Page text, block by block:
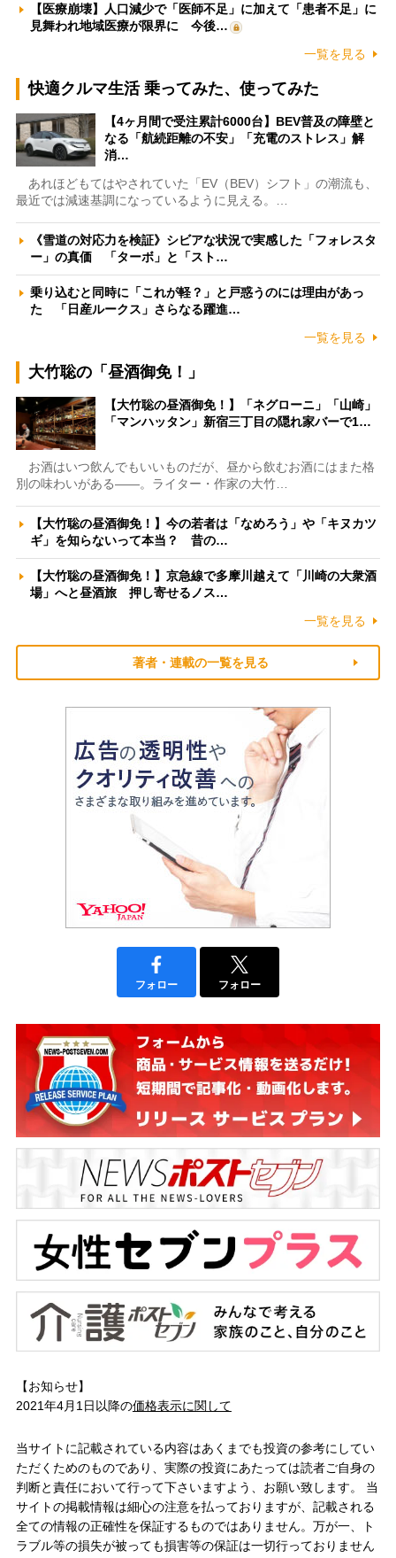
【医療崩壊】人口減少で「医師不足」に加えて「患者不足」に
見舞われ地域医療が限界に 今後…
一覧を見る
快適クルマ生活 乗ってみた、使ってみた
【4ヶ月間で受注累計6000台】BEV普及の障壁と
なる「航続距離の不安」「充電のストレス」解
消…
あれほどもてはやされていた「EV（BEV）シフト」の潮流も、
最近では減速基調になっているように見える。…
《雪道の対応力を検証》シビアな状況で実感した「フォレスタ
ー」の真価 「ターボ」と「スト…
乗り込むと同時に「これが軽？」と戸惑うのには理由があっ
た 「日産ルークス」さらなる躍進…
一覧を見る
大竹聡の「昼酒御免！」
【大竹聡の昼酒御免！】「ネグローニ」「山崎」
「マンハッタン」新宿三丁目の隠れ家バーで1…
お酒はいつ飲んでもいいものだが、昼から飲むお酒にはまた格
別の味わいがある――。ライター・作家の大竹…
【大竹聡の昼酒御免！】今の若者は「なめろう」や「キヌカツ
ギ」を知らないって本当？ 昔の…
【大竹聡の昼酒御免！】京急線で多摩川越えて「川崎の大衆酒
場」へと昼酒旅 押し寄せるノス…
一覧を見る
著者・連載の一覧を見る
フォロー フォロー
【お知らせ】
2021年4月1日以降の価格表示に関して
当サイトに記載されている内容はあくまでも投資の参考にしてい
ただくためのものであり、実際の投資にあたっては読者ご自身の
判断と責任において行って下さいますよう、お願い致します。 当
サイトの掲載情報は細心の注意を払っておりますが、記載される
全ての情報の正確性を保証するものではありません。万が一、ト
ラブル等の損失が被っても損害等の保証は一切行っておりません